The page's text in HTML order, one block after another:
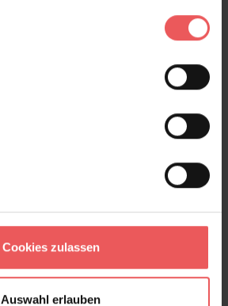
Cookies zulassen
Auswahl erlauben